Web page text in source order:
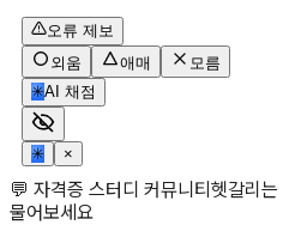
오류 제보
외움
애매
모름
✳AI 채점
✳ ×
💬 자격증 스터디 커뮤니티헷갈리는
물어보세요